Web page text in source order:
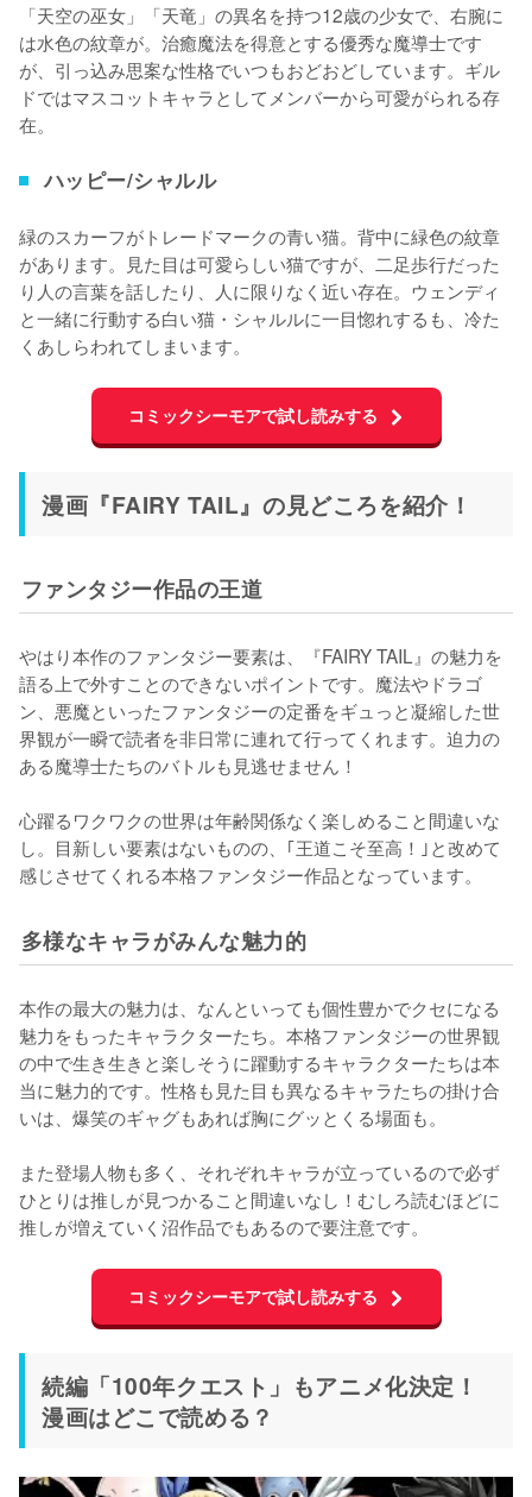
「天空の巫女」「天竜」の異名を持つ12歳の少女で、右腕に
は水色の紋章が。治癒魔法を得意とする優秀な魔導士です
が、引っ込み思案な性格でいつもおどおどしています。ギル
ドではマスコットキャラとしてメンバーから可愛がられる存
在。
ハッピー/シャルル
緑のスカーフがトレードマークの青い猫。背中に緑色の紋章
があります。見た目は可愛らしい猫ですが、二足歩行だった
り人の言葉を話したり、人に限りなく近い存在。ウェンディ
と一緒に行動する白い猫・シャルルに一目惚れするも、冷た
くあしらわれてしまいます。
コミックシーモアで試し読みする
漫画『FAIRY TAIL』の見どころを紹介！
ファンタジー作品の王道
やはり本作のファンタジー要素は、『FAIRY TAIL』の魅力を
語る上で外すことのできないポイントです。魔法やドラゴ
ン、悪魔といったファンタジーの定番をギュっと凝縮した世
界観が一瞬で読者を非日常に連れて行ってくれます。迫力の
ある魔導士たちのバトルも見逃せません！
心躍るワクワクの世界は年齢関係なく楽しめること間違いな
し。目新しい要素はないものの、｢王道こそ至高！｣と改めて
感じさせてくれる本格ファンタジー作品となっています。
多様なキャラがみんな魅力的
本作の最大の魅力は、なんといっても個性豊かでクセになる
魅力をもったキャラクターたち。本格ファンタジーの世界観
の中で生き生きと楽しそうに躍動するキャラクターたちは本
当に魅力的です。性格も見た目も異なるキャラたちの掛け合
いは、爆笑のギャグもあれば胸にグッとくる場面も。
また登場人物も多く、それぞれキャラが立っているので必ず
ひとりは推しが見つかること間違いなし！むしろ読むほどに
推しが増えていく沼作品でもあるので要注意です。
コミックシーモアで試し読みする
続編「100年クエスト」もアニメ化決定！
漫画はどこで読める？